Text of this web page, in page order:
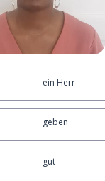
ein Herr
geben
gut